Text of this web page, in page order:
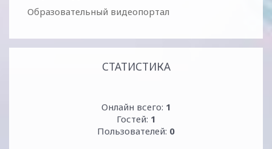
Образовательный видеопортал
СТАТИСТИКА
Онлайн всего: 1
Гостей: 1
Пользователей: 0